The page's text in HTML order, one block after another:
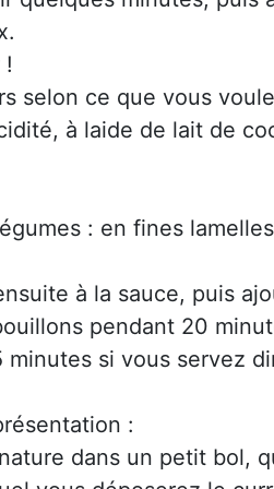
!
selon ce que vous
à laide de lait de
: en fines
à la sauce, puis
pendant 20
minutes si vous servez
:
dans un petit bol,